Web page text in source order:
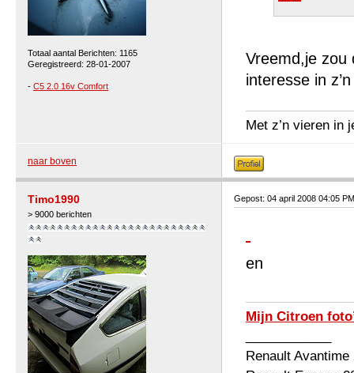
Totaal aantal Berichten: 1165
Geregistreerd: 28-01-2007
- C5 2.0 16v Comfort
Vreemd,je zou
interesse in
Met z’n vieren in
naar boven
Timo1990
> 9000 berichten
Gepost: 04 april 2008 04:05 PM
en
Mijn Citroen
Renault